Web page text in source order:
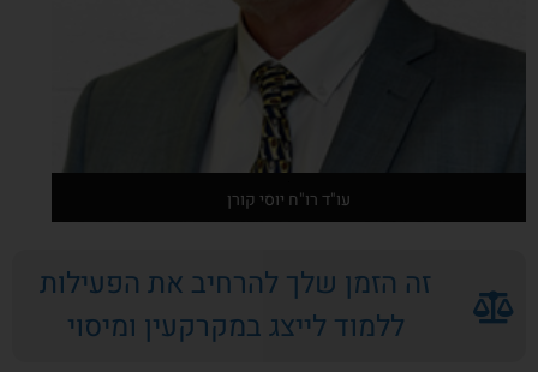
עו"ד רו"ח יוסי קורן
אודות המרצה
זה הזמן שלך להרחיב את הפעילות
ללמוד לייצג במקרקעין ומיסוי